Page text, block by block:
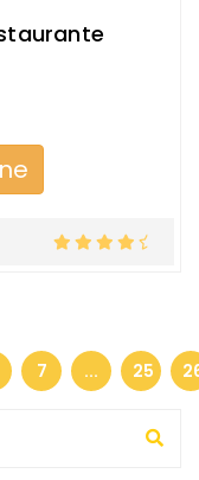
7 ... 25